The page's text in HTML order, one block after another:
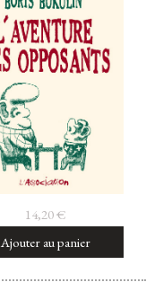
14,20€
Ajouter au panier